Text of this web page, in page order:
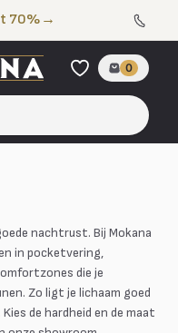
70% →
0
nachtrust. Bij Mokana
in pocketvering,
die je
Zo ligt je lichaam goed
de hardheid en de maat